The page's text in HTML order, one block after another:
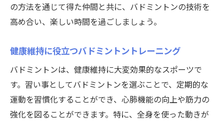
の方法を通じて得た仲間と共に、バドミントンの技術を
高め合い、楽しい時間を過ごしましょう。
健康維持に役立つバドミントントレーニング
バドミントンは、健康維持に大変効果的なスポーツで
す。習い事としてバドミントンを選ぶことで、定期的な
運動を習慣化することができ、心肺機能の向上や筋力の
強化を図ることができます。特に、全身を使った動きが